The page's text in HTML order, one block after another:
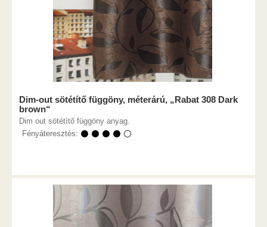
Dim-out sötétítő függöny, méterárú, „Rabat 308 Dark
brown“
Dim out sötétítő függöny anyag.
Fényáteresztés: ⚫ ⚫ ⚫ ⚫ ⚪